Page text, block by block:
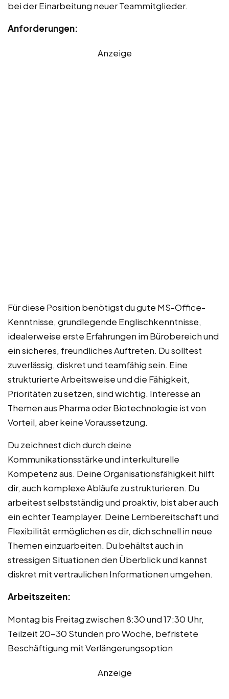
bei der Einarbeitung neuer Teammitglieder.
Anforderungen:
Anzeige
Für diese Position benötigst du gute MS-Office-
Kenntnisse, grundlegende Englischkenntnisse,
idealerweise erste Erfahrungen im Bürobereich und
ein sicheres, freundliches Auftreten. Du solltest
zuverlässig, diskret und teamfähig sein. Eine
strukturierte Arbeitsweise und die Fähigkeit,
Prioritäten zu setzen, sind wichtig. Interesse an
Themen aus Pharma oder Biotechnologie ist von
Vorteil, aber keine Voraussetzung.
Du zeichnest dich durch deine
Kommunikationsstärke und interkulturelle
Kompetenz aus. Deine Organisationsfähigkeit hilft
dir, auch komplexe Abläufe zu strukturieren. Du
arbeitest selbstständig und proaktiv, bist aber auch
ein echter Teamplayer. Deine Lernbereitschaft und
Flexibilität ermöglichen es dir, dich schnell in neue
Themen einzuarbeiten. Du behältst auch in
stressigen Situationen den Überblick und kannst
diskret mit vertraulichen Informationen umgehen.
Arbeitszeiten:
Montag bis Freitag zwischen 8:30 und 17:30 Uhr,
Teilzeit 20-30 Stunden pro Woche, befristete
Beschäftigung mit Verlängerungsoption
Anzeige